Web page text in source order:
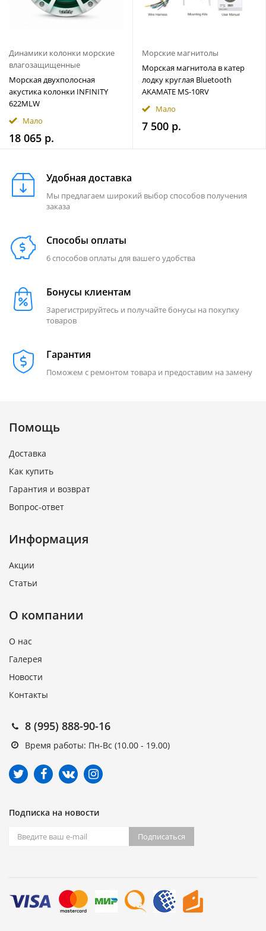
Динамики колонки морские
влагозащищенные
Морская двухполосная
акустика колонки INFINITY
622MLW
Мало
18 065 р.
Морские магнитолы
Морская магнитола в катер
лодку круглая Bluetooth
AKAMATE MS-10RV
Мало
7 500 р.
Удобная доставка
Мы предлагаем широкий выбор способов получения
заказа
Способы оплаты
6 способов оплаты для вашего удобства
Бонусы клиентам
Зарегистрируйтесь и получайте бонусы на покупку
товаров
Гарантия
Поможем с ремонтом товара и предоставим на замену
Помощь
Доставка
Как купить
Гарантия и возврат
Вопрос-ответ
Информация
Акции
Статьи
О компании
О нас
Галерея
Новости
Контакты
8 (995) 888-90-16
Время работы: Пн-Вс (10.00 - 19.00)
Подписка на новости
Подписаться